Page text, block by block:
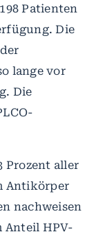
Patienten
Die
lange vor
Die
Prozent aller
Antikörper
nachweisen
Anteil HPV-